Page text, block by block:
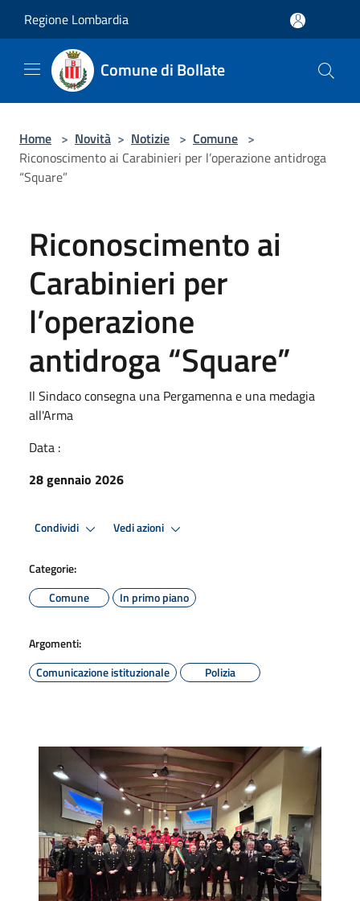
Regione Lombardia
Comune di Bollate
Home > Novità > Notizie > Comune >
Riconoscimento ai Carabinieri per l’operazione antidroga
“Square”
Riconoscimento ai
Carabinieri per
l’operazione
antidroga “Square”
Il Sindaco consegna una Pergamenna e una medagia
all'Arma
Data :
28 gennaio 2026
Condividi Vedi azioni
Categorie:
Comune
In primo piano
Argomenti:
Comunicazione istituzionale
Polizia